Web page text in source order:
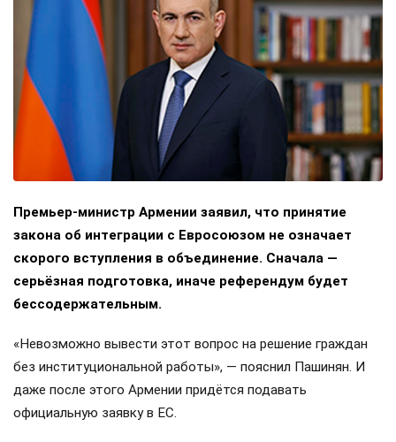
Премьер-министр Армении заявил, что принятие
закона об интеграции с Евросоюзом не означает
скорого вступления в объединение. Сначала —
серьёзная подготовка, иначе референдум будет
бессодержательным.
«Невозможно вывести этот вопрос на решение граждан
без институциональной работы», — пояснил Пашинян. И
даже после этого Армении придётся подавать
официальную заявку в ЕС.